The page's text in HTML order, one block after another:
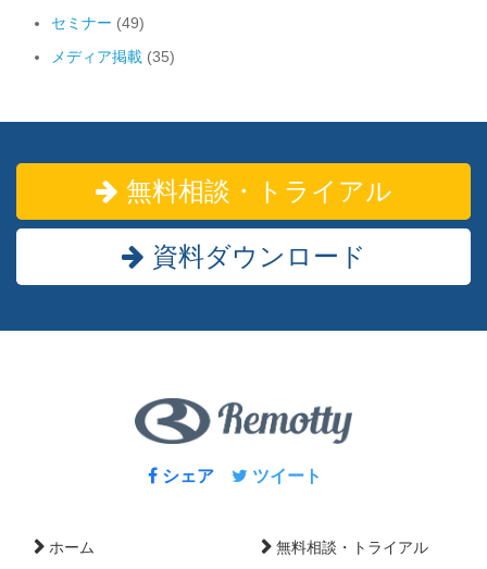
セミナー (49)
メディア掲載 (35)
無料相談・トライアル
資料ダウンロード
シェア ツイート
ホーム 無料相談・トライアル